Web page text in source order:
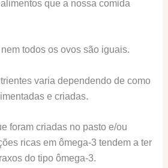
que a nossa comida
todos os ovos são iguais.
varia dependendo de como
e criadas.
foram criadas no pasto e/ou
ricas em ômega-3 tendem a ter
do tipo ômega-3.